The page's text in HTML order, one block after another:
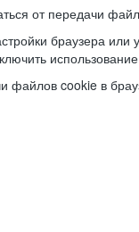
от передачи
браузера или
файлов cookie в